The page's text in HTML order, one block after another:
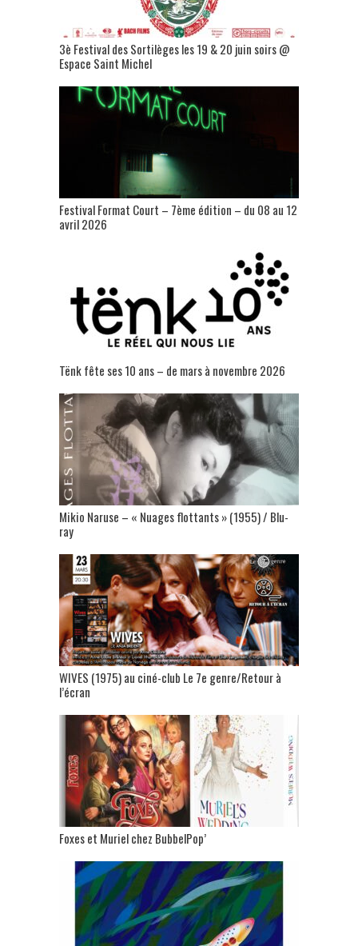
3è Festival des Sortilèges les 19 & 20 juin soirs @
Espace Saint Michel
Festival Format Court – 7ème édition – du 08 au 12
avril 2026
Tënk fête ses 10 ans – de mars à novembre 2026
Mikio Naruse – « Nuages flottants » (1955) / Blu-
ray
WIVES (1975) au ciné-club Le 7e genre/Retour à
l’écran
Foxes et Muriel chez BubbelPop’